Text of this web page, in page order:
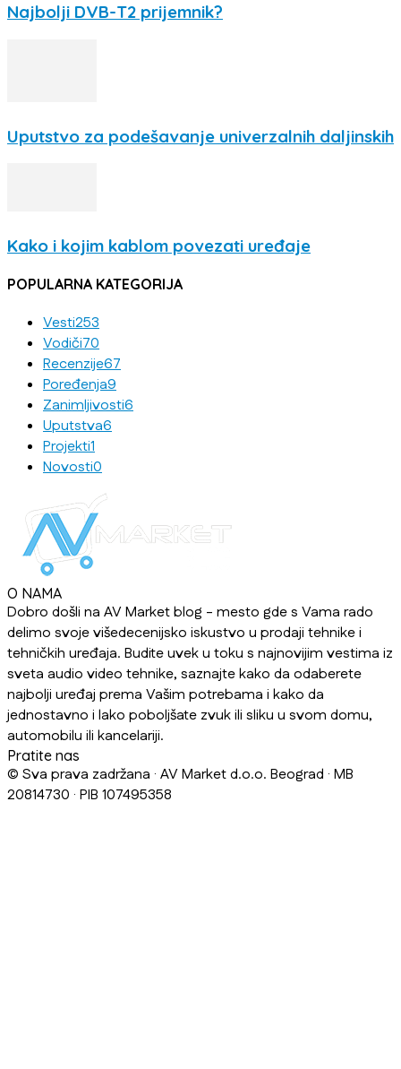
Najbolji DVB-T2 prijemnik?
Uputstvo za podešavanje univerzalnih daljinskih
Kako i kojim kablom povezati uređaje
POPULARNA KATEGORIJA
Vesti253
Vodiči70
Recenzije67
Poređenja9
Zanimljivosti6
Uputstva6
Projekti1
Novosti0
O NAMA
Dobro došli na AV Market blog - mesto gde s Vama rado
delimo svoje višedecenijsko iskustvo u prodaji tehnike i
tehničkih uređaja. Budite uvek u toku s najnovijim vestima iz
sveta audio video tehnike, saznajte kako da odaberete
najbolji uređaj prema Vašim potrebama i kako da
jednostavno i lako poboljšate zvuk ili sliku u svom domu,
automobilu ili kancelariji.
Pratite nas
© Sva prava zadržana · AV Market d.o.o. Beograd · MB
20814730 · PIB 107495358